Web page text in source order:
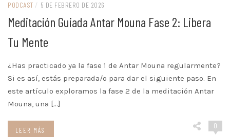
PODCAST / 5 DE FEBRERO DE 2026
Meditación Guiada Antar Mouna Fase 2: Libera
Tu Mente
¿Has practicado ya la fase 1 de Antar Mouna regularmente?
Si es así, estás preparada/o para dar el siguiente paso. En
este artículo exploramos la fase 2 de la meditación Antar
Mouna, una […]
0
LEER MÁS